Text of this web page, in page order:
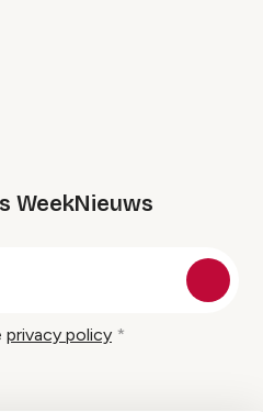
WeekNieuws
privacy policy